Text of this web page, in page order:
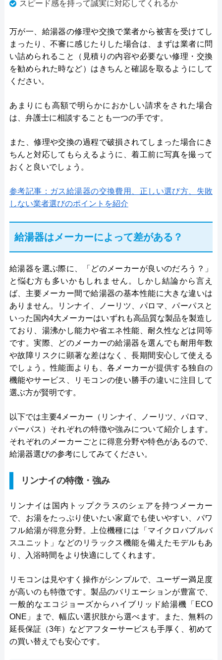
スピード感を持って誠実に対応してくれるか
万が一、給湯器の修理や交換で業者から被害を受けてし
まったり、不審に感じたりした場合は、まずは業者に問
い詰められること（見積りの内容や必要ない修理・交換
を勧められた時など）はきちんと確認を取るようにして
ください。
あまりにも高額で明らかにおかしい請求をされた場合
は、弁護士に相談することも一つの手です。
また、修理や交換の過程で破損されてしまった場合にき
ちんと対応してもらえるように、着工前に写真を撮って
おくと良いでしょう。
参考記事：ガス給湯器の交換費用、正しい選び方、失敗
しない業者選びのポイントを紹介
給湯器はメーカーによって差がある？
給湯器を選ぶ際に、「どのメーカーが良いのだろう？」
と悩む方も多いかもしれません。しかし結論から言え
ば、主要メーカー間で給湯器の基本性能に大きな違いは
ありません。リンナイ、ノーリツ、パロマ、パーパスと
いった国内4大メーカーはいずれも高品質な製品を製造し
ており、湯沸かし能力や省エネ性能、耐久性などは同等
です。実際、どのメーカーの給湯器を選んでも耐用年数
や故障リスクに顕著な差はなく、長期間安心して使える
でしょう。性能面よりも、各メーカーが提供する独自の
機能やサービス、リモコンの使い勝手の違いに注目して
選ぶ方が賢明です。
以下では主要4メーカー（リンナイ、ノーリツ、パロマ、
パーパス）それぞれの特徴や強みについて紹介します。
それぞれのメーカーごとに得意分野や特色があるので、
給湯器選びの参考にしてみてください。
リンナイの特徴・強み
リンナイは国内トップクラスのシェアを持つメーカー
で、お湯をたっぷり使いたい家庭でも使いやすい、パワ
フル給湯が得意分野。上位機種には「マイクロバブルバ
スユニット」などのリラックス機能を備えたモデルもあ
り、入浴時間をより快適にしてくれます。
リモコンは見やすく操作がシンプルで、ユーザー満足度
が高いのも特徴です。製品のバリエーションが豊富で、
一般的なエコジョーズからハイブリッド給湯機「ECO
ONE」まで、幅広い選択肢から選べます。また、無料の
延長保証（3年）などアフターサービスも手厚く、初めて
の買い替えでも安心です。